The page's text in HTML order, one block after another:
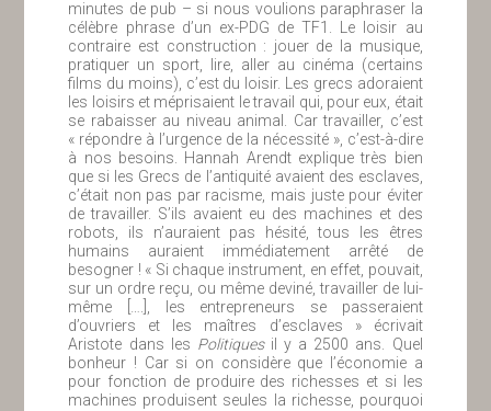
minutes de pub – si nous voulions paraphraser la
célèbre phrase d’un ex-PDG de TF1. Le loisir au
contraire est construction : jouer de la musique,
pratiquer un sport, lire, aller au cinéma (certains
films du moins), c’est du loisir. Les grecs adoraient
les loisirs et méprisaient le travail qui, pour eux, était
se rabaisser au niveau animal. Car travailler, c’est
« répondre à l’urgence de la nécessité », c’est-à-dire
à nos besoins. Hannah Arendt explique très bien
que si les Grecs de l’antiquité avaient des esclaves,
c’était non pas par racisme, mais juste pour éviter
de travailler. S’ils avaient eu des machines et des
robots, ils n’auraient pas hésité, tous les êtres
humains auraient immédiatement arrêté de
besogner ! « Si chaque instrument, en effet, pouvait,
sur un ordre reçu, ou même deviné, travailler de lui-
même [….], les entrepreneurs se passeraient
d’ouvriers et les maîtres d’esclaves » écrivait
Aristote dans les Politiquesil y a 2500 ans. Quel
bonheur ! Car si on considère que l’économie a
pour fonction de produire des richesses et si les
machines produisent seules la richesse, pourquoi